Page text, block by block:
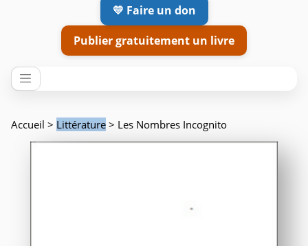
💛 Faire un don
Publier gratuitement un livre
Accueil > Littérature > Les Nombres Incognito